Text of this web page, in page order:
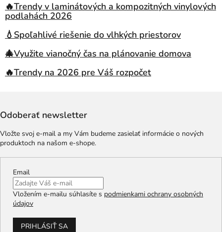
🔥Trendy v laminátových a kompozitných vinylových
podlahách 2026
💧Spoľahlivé riešenie do vlhkých priestorov
🎄Využite vianočný čas na plánovanie domova
🔥Trendy na 2026 pre Váš rozpočet
Odoberať newsletter
Vložte svoj e-mail a my Vám budeme zasielať informácie o nových
produktoch na našom e-shope.
Email
Vložením e-mailu súhlasíte s podmienkami ochrany osobných
údajov
PRIHLÁSIŤ SA